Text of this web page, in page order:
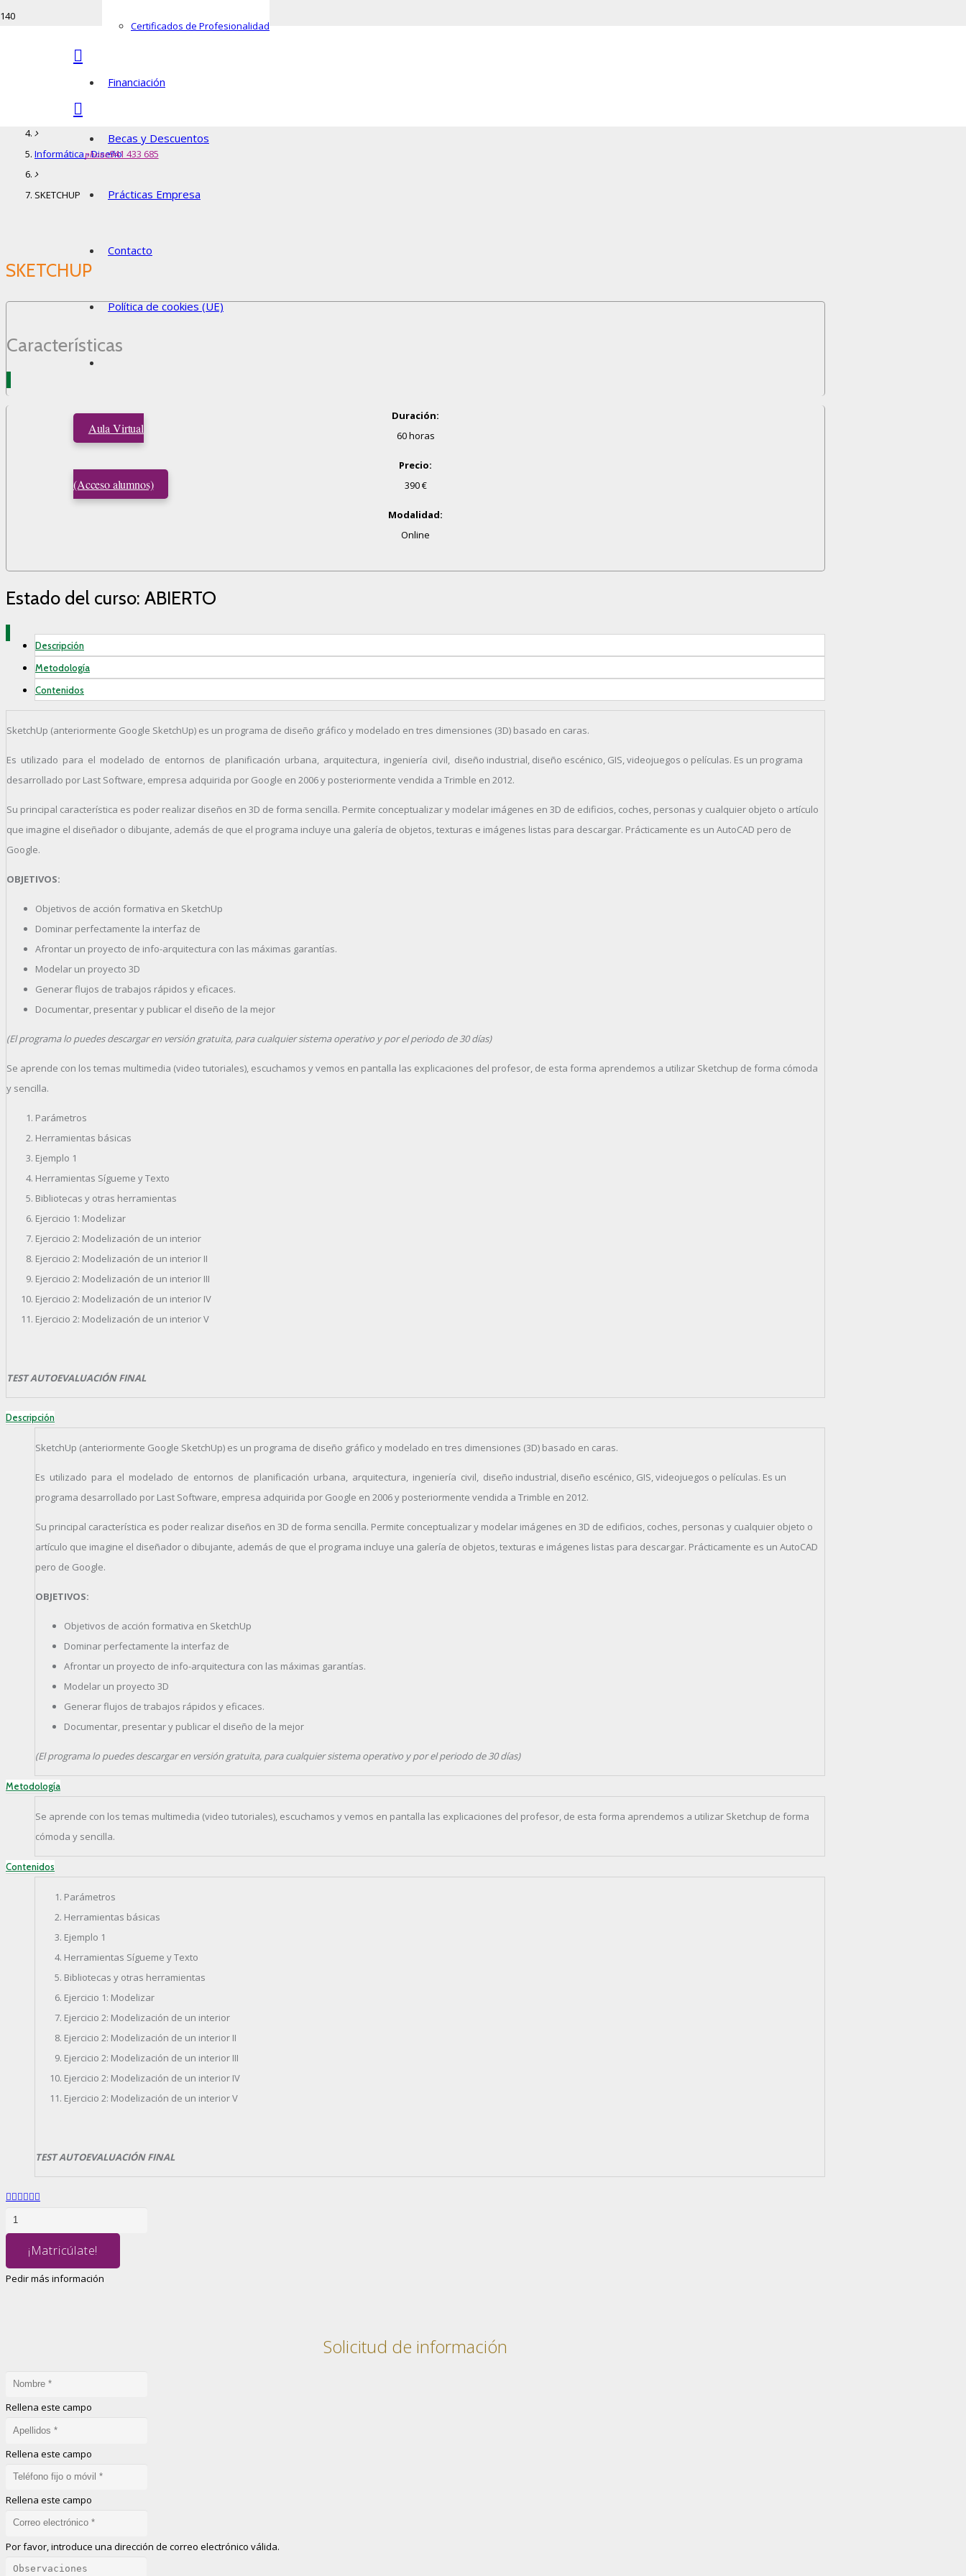
Certificados de Profesionalidad
Financiación
Becas y Descuentos
Prácticas Empresa
Contacto
Política de cookies (UE)
Aula Virtual
(Acceso alumnos)
phone941 433 685
Diseño y Nuevas Tecnologías
Informática - Diseño
SKETCHUP
SKETCHUP
Características
Duración:
60 horas
Precio:
390 €
Modalidad:
Online
Estado del curso: ABIERTO
Descripción
Metodología
Contenidos
SketchUp (anteriormente Google SketchUp) es un programa de diseño gráfico y modelado en tres dimensiones (3D) basado en caras.
Es utilizado para el modelado de entornos de planificación urbana, arquitectura, ingeniería civil, diseño industrial, diseño escénico, GIS, videojuegos o películas. Es un programa
desarrollado por Last Software, empresa adquirida por Google en 2006 y posteriormente vendida a Trimble en 2012.
Su principal característica es poder realizar diseños en 3D de forma sencilla. Permite conceptualizar y modelar imágenes en 3D de edificios, coches, personas y cualquier objeto o artículo
que imagine el diseñador o dibujante, además de que el programa incluye una galería de objetos, texturas e imágenes listas para descargar. Prácticamente es un AutoCAD pero de
Google.
OBJETIVOS:
Objetivos de acción formativa en SketchUp
Dominar perfectamente la interfaz de
Afrontar un proyecto de info-arquitectura con las máximas garantías.
Modelar un proyecto 3D
Generar flujos de trabajos rápidos y eficaces.
Documentar, presentar y publicar el diseño de la mejor
(El programa lo puedes descargar en versión gratuita, para cualquier sistema operativo y por el periodo de 30 días)
Se aprende con los temas multimedia (video tutoriales), escuchamos y vemos en pantalla las explicaciones del profesor, de esta forma aprendemos a utilizar Sketchup de forma cómoda
y sencilla.
Parámetros
Herramientas básicas
Ejemplo 1
Herramientas Sígueme y Texto
Bibliotecas y otras herramientas
Ejercicio 1: Modelizar
Ejercicio 2: Modelización de un interior
Ejercicio 2: Modelización de un interior II
Ejercicio 2: Modelización de un interior III
Ejercicio 2: Modelización de un interior IV
Ejercicio 2: Modelización de un interior V
TEST AUTOEVALUACIÓN FINAL
Descripción
SketchUp (anteriormente Google SketchUp) es un programa de diseño gráfico y modelado en tres dimensiones (3D) basado en caras.
Es utilizado para el modelado de entornos de planificación urbana, arquitectura, ingeniería civil, diseño industrial, diseño escénico, GIS, videojuegos o películas. Es un
programa desarrollado por Last Software, empresa adquirida por Google en 2006 y posteriormente vendida a Trimble en 2012.
Su principal característica es poder realizar diseños en 3D de forma sencilla. Permite conceptualizar y modelar imágenes en 3D de edificios, coches, personas y cualquier objeto o
artículo que imagine el diseñador o dibujante, además de que el programa incluye una galería de objetos, texturas e imágenes listas para descargar. Prácticamente es un AutoCAD
pero de Google.
OBJETIVOS:
Objetivos de acción formativa en SketchUp
Dominar perfectamente la interfaz de
Afrontar un proyecto de info-arquitectura con las máximas garantías.
Modelar un proyecto 3D
Generar flujos de trabajos rápidos y eficaces.
Documentar, presentar y publicar el diseño de la mejor
(El programa lo puedes descargar en versión gratuita, para cualquier sistema operativo y por el periodo de 30 días)
Metodología
Se aprende con los temas multimedia (video tutoriales), escuchamos y vemos en pantalla las explicaciones del profesor, de esta forma aprendemos a utilizar Sketchup de forma
cómoda y sencilla.
Contenidos
Parámetros
Herramientas básicas
Ejemplo 1
Herramientas Sígueme y Texto
Bibliotecas y otras herramientas
Ejercicio 1: Modelizar
Ejercicio 2: Modelización de un interior
Ejercicio 2: Modelización de un interior II
Ejercicio 2: Modelización de un interior III
Ejercicio 2: Modelización de un interior IV
Ejercicio 2: Modelización de un interior V
TEST AUTOEVALUACIÓN FINAL
SKETCHUP
cantidad
¡Matricúlate!
Pedir más información
Solicitud de información
Rellena este campo
Rellena este campo
Rellena este campo
Por favor, introduce una dirección de correo electrónico válida.